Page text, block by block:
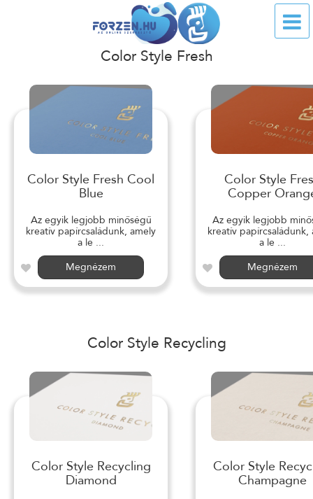
Color Style Fresh
Color Style Fresh Cool
Blue
Az egyik legjobb minőségű
kreatív papírcsaládunk, amely
a le ...
Megnézem
Color Style
Copper
Az egyik legjobb
kreatív papírcsaládunk,
a le ...
Megnézem
Color Style Recycling
Color Style Recycling
Diamond
Color Style
Champagne